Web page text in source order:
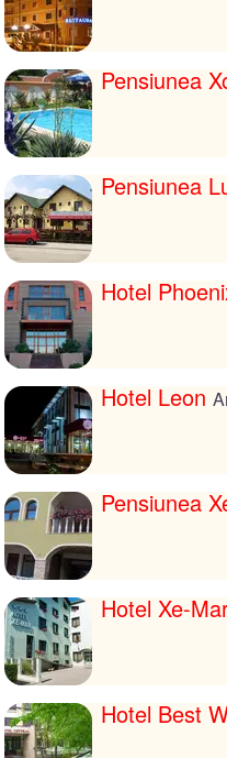
Pensiunea
Pensiunea
Hotel
Hotel Leon
Pensiunea
Hotel Xe-
Hotel Best